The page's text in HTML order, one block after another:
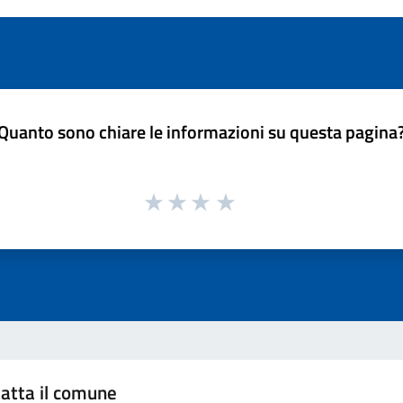
sono chiare le informazioni su questa
il comune